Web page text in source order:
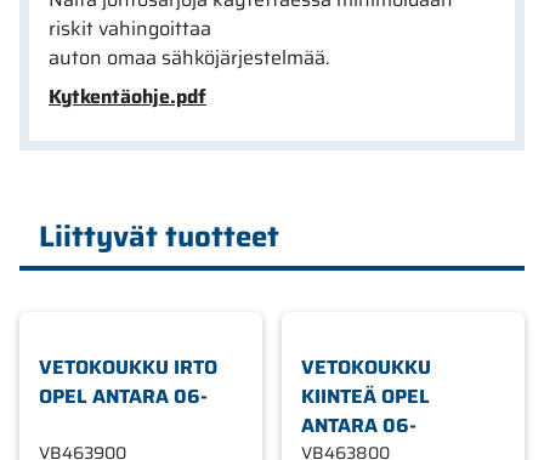
riskit vahingoittaa
auton omaa sähköjärjestelmää.
Kytkentäohje.pdf
Liittyvät tuotteet
VETOKOUKKU IRTO
OPEL ANTARA 06-
VB463900
VETOKOUKKU
KIINTEÄ OPEL
ANTARA 06-
VB463800